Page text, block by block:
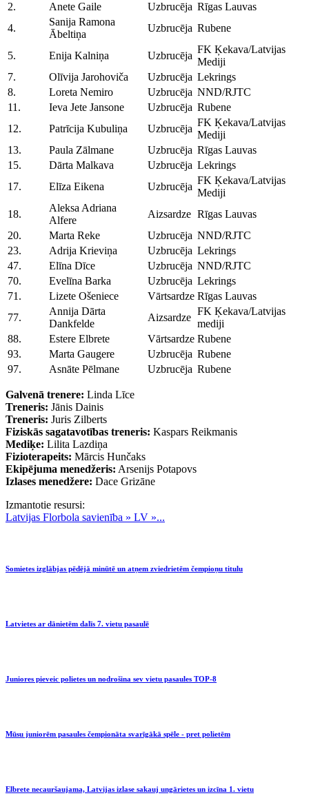
2.
Anete Gaile Uzbrucēja Rīgas Lauvas
4.
Sanija Ramona
Ābeltiņa
Uzbrucēja Rubene
5. Enija Kalniņa Uzbrucēja
FK Ķekava/Latvijas
Mediji
7.
Olīvija Jarohoviča Uzbrucēja Lekrings
8.
Loreta Nemiro Uzbrucēja NND/RJTC
11.
Ieva Jete Jansone Uzbrucēja Rubene
12.
Patrīcija Kubuliņa Uzbrucēja
FK Ķekava/Latvijas
Mediji
13.
Paula Zālmane Uzbrucēja Rīgas Lauvas
15.
Dārta Malkava Uzbrucēja Lekrings
17.
Elīza Eikena Uzbrucēja
FK Ķekava/Latvijas
Mediji
18.
Aleksa Adriana
Alfere
Aizsardze Rīgas Lauvas
20.
Marta Reke Uzbrucēja NND/RJTC
23.
Adrija Krieviņa Uzbrucēja Lekrings
47.
Elīna Dīce Uzbrucēja NND/RJTC
70.
Evelīna Barka Uzbrucēja Lekrings
71.
Lizete Ošeniece Vārtsardze Rīgas Lauvas
77.
Annija Dārta
Dankfelde
Aizsardze
FK Ķekava/Latvijas
mediji
88.
Estere Elbrete Vārtsardze Rubene
93.
Marta Gaugere Uzbrucēja Rubene
97.
Asnāte Pēlmane Uzbrucēja Rubene
Galvenā trenere: Linda Līce
Treneris: Jānis Dainis
Treneris: Juris Zilberts
Fiziskās sagatavotības treneris: Kaspars Reikmanis
Mediķe: Lilita Lazdiņa
Fizioterapeits: Mārcis Hunčaks
Ekipējuma menedžeris: Arsenijs Potapovs
Izlases menedžere: Dace Grizāne
Izmantotie resursi:
Latvijas Florbola savienība » LV »...
Somietes izglābjas pēdējā minūtē un atņem zviedrietēm čempioņu titulu
Latvietes ar dānietēm dalīs 7. vietu pasaulē
Juniores pieveic polietes un nodrošina sev vietu pasaules TOP-8
Mūsu juniorēm pasaules čempionāta svarīgākā spēle - pret polietēm
Elbrete necauršaujama, Latvijas izlase sakauj ungārietes un izcīna 1. vietu